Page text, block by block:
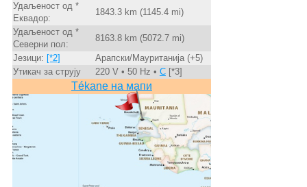
Удаљеност од *
Еквадор:
1843.3 km (1145.4 mi)
Удаљеност од *
Северни пол:
8163.8 km (5072.7 mi)
Језици: [*2]
Арапски/Мауританија (+5)
Утикач за струју
220 V • 50 Hz • C[*3]
Tékane на мапи